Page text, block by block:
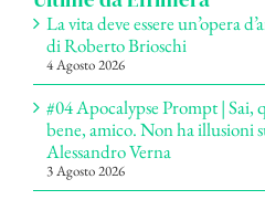
La vita deve essere un’opera
di Roberto Brioschi
4 Agosto 2026
#04 Apocalypse Prompt | Sai,
bene, amico. Non ha illusioni
Alessandro Verna
3 Agosto 2026